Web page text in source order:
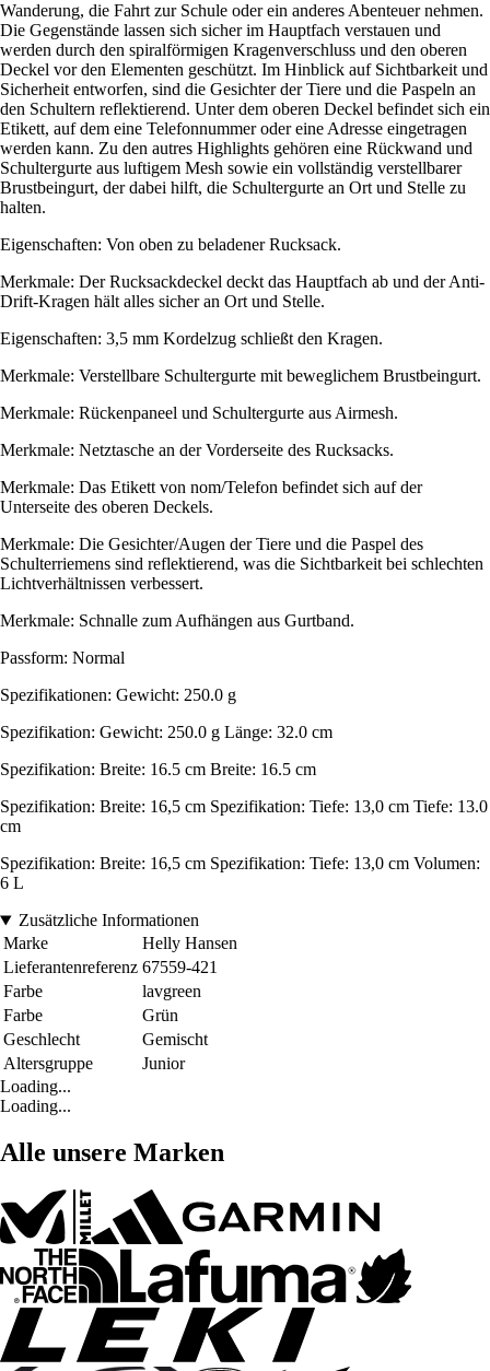
Wanderung, die Fahrt zur Schule oder ein anderes Abenteuer nehmen.
Die Gegenstände lassen sich sicher im Hauptfach verstauen und
werden durch den spiralförmigen Kragenverschluss und den oberen
Deckel vor den Elementen geschützt. Im Hinblick auf Sichtbarkeit und
Sicherheit entworfen, sind die Gesichter der Tiere und die Paspeln an
den Schultern reflektierend. Unter dem oberen Deckel befindet sich ein
Etikett, auf dem eine Telefonnummer oder eine Adresse eingetragen
werden kann. Zu den autres Highlights gehören eine Rückwand und
Schultergurte aus luftigem Mesh sowie ein vollständig verstellbarer
Brustbeingurt, der dabei hilft, die Schultergurte an Ort und Stelle zu
halten.
Eigenschaften: Von oben zu beladener Rucksack.
Merkmale: Der Rucksackdeckel deckt das Hauptfach ab und der Anti-
Drift-Kragen hält alles sicher an Ort und Stelle.
Eigenschaften: 3,5 mm Kordelzug schließt den Kragen.
Merkmale: Verstellbare Schultergurte mit beweglichem Brustbeingurt.
Merkmale: Rückenpaneel und Schultergurte aus Airmesh.
Merkmale: Netztasche an der Vorderseite des Rucksacks.
Merkmale: Das Etikett von nom/Telefon befindet sich auf der
Unterseite des oberen Deckels.
Merkmale: Die Gesichter/Augen der Tiere und die Paspel des
Schulterriemens sind reflektierend, was die Sichtbarkeit bei schlechten
Lichtverhältnissen verbessert.
Merkmale: Schnalle zum Aufhängen aus Gurtband.
Passform: Normal
Spezifikationen: Gewicht: 250.0 g
Spezifikation: Gewicht: 250.0 g Länge: 32.0 cm
Spezifikation: Breite: 16.5 cm Breite: 16.5 cm
Spezifikation: Breite: 16,5 cm Spezifikation: Tiefe: 13,0 cm Tiefe: 13.0
cm
Spezifikation: Breite: 16,5 cm Spezifikation: Tiefe: 13,0 cm Volumen:
6 L
Zusätzliche Informationen
Marke
Helly Hansen
Lieferantenreferenz 67559-421
Farbe
lavgreen
Farbe
Grün
Geschlecht
Gemischt
Altersgruppe
Junior
Loading...
Loading...
Alle unsere Marken